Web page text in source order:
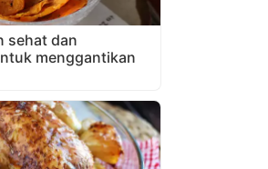
kepada
Anda dari resep
sehat dan
menggantikan